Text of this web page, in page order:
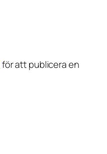
för att publicera en